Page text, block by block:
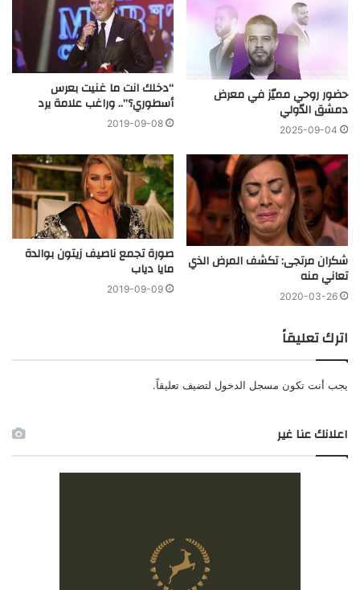
حضور روحي مميّز في معرض
دمشق الدّولي
2025-09-04
“دخلك انت ما غنيت بعرس
أسطوري؟”.. وراغب علامة يرد
2019-09-08
شكران مرتجى: تكشف المرض الذي
تعاني منه
2020-03-26
صورة تجمع ناصيف زيتون بوالدة
مايا دياب
2019-09-09
اترك تعليقاً
يجب أنت تكون مسجل الدخول لتضيف تعليقاً.
اعلانك عنا غير